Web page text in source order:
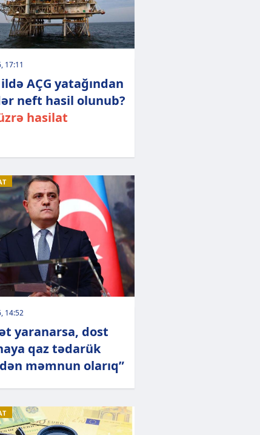
17:11
ildə AÇG yatağından
neft hasil olunub?
hasilat
14:52
yaranarsa, dost
qaz tədarük
məmnun olarıq”